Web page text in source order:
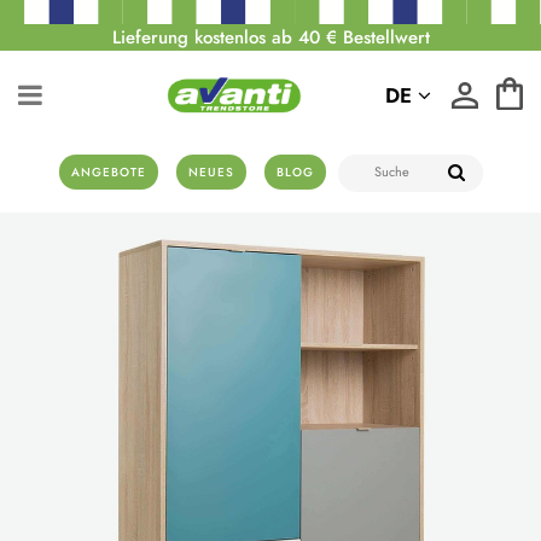
Lieferung kostenlos ab 40 € Bestellwert
ANGEBOTE NEUES BLOG
DE